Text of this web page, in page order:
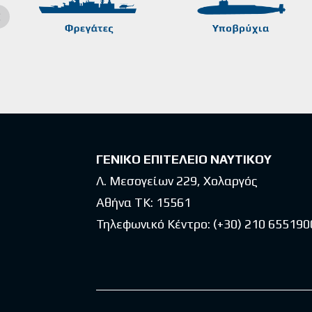
ΓΕΝΙΚΟ ΕΠΙΤΕΛΕΙΟ ΝΑΥΤΙΚΟΥ
Λ. Μεσογείων 229, Χολαργός
Αθήνα ΤΚ: 15561
Τηλεφωνικό Κέντρο: (+30) 210